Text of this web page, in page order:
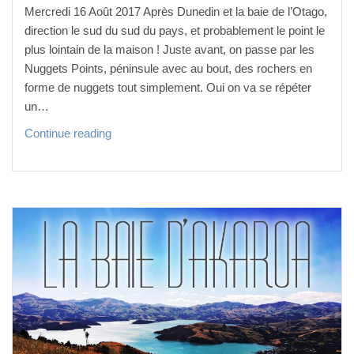
Mercredi 16 Août 2017 Après Dunedin et la baie de l’Otago,
direction le sud du sud du pays, et probablement le point le
plus lointain de la maison ! Juste avant, on passe par les
Nuggets Points, péninsule avec au bout, des rochers en
forme de nuggets tout simplement. Oui on va se répéter
un…
Continue readingV
r
e b
o
t d
o
n
d